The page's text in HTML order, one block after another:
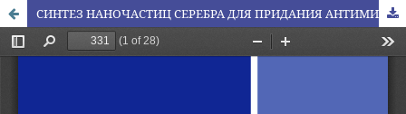
СИНТЕЗ НАНОЧАСТИЦ СЕРЕБРА ДЛЯ ПРИДАНИЯ АНТИМИКРОБНЫХ СВОЙСТВ БИОРАЗЛАГАЕМЫМ УПАКОВОЧНЫМ МАТЕРИАЛАМ